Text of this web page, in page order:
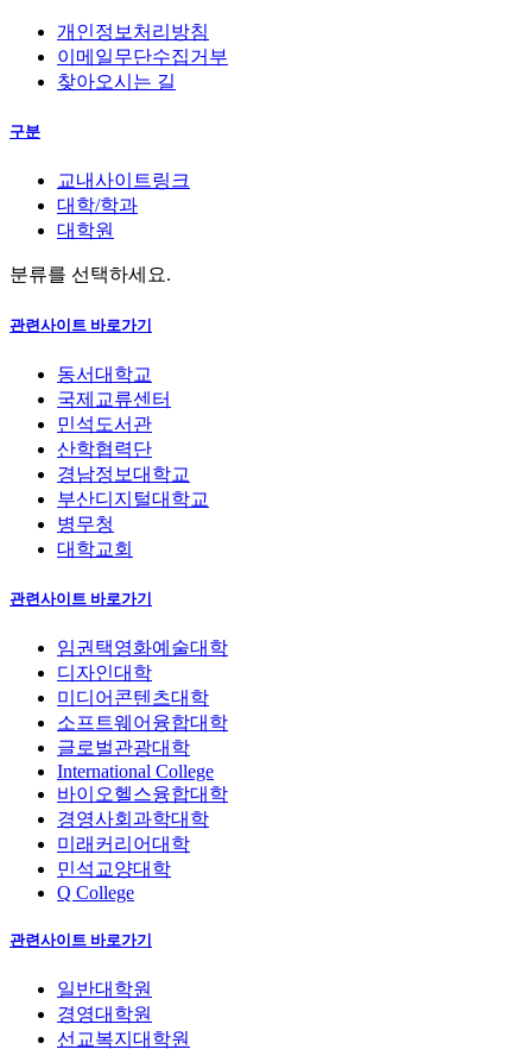
개인정보처리방침
이메일무단수집거부
찾아오시는 길
구분
교내사이트링크
대학/학과
대학원
분류를 선택하세요.
관련사이트 바로가기
동서대학교
국제교류센터
민석도서관
산학협력단
경남정보대학교
부산디지털대학교
병무청
대학교회
관련사이트 바로가기
임권택영화예술대학
디자인대학
미디어콘텐츠대학
소프트웨어융합대학
글로벌관광대학
International College
바이오헬스융합대학
경영사회과학대학
미래커리어대학
민석교양대학
Q College
관련사이트 바로가기
일반대학원
경영대학원
선교복지대학원